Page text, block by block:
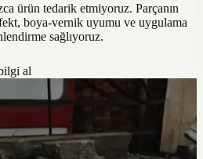
ürün tedarik etmiyoruz. Parçanın
boya-vernik uyumu ve uygulama
sağlıyoruz.
al